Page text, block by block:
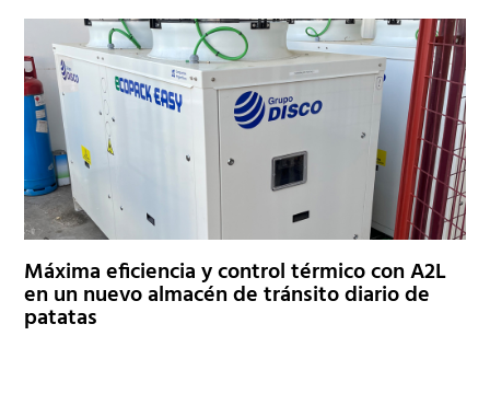
Máxima eficiencia y control térmico con A2L
en un nuevo almacén de tránsito diario de
patatas